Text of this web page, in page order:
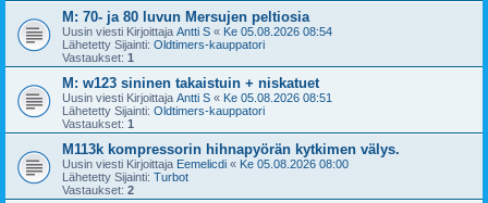
M: 70- ja 80 luvun Mersujen peltiosia
Uusin viesti Kirjoittaja Antti S « Ke 05.08.2026 08:54
Lähetetty Sijainti: Oldtimers-kauppatori
Vastaukset: 1
M: w123 sininen takaistuin + niskatuet
Uusin viesti Kirjoittaja Antti S « Ke 05.08.2026 08:51
Lähetetty Sijainti: Oldtimers-kauppatori
Vastaukset: 1
M113k kompressorin hihnapyörän kytkimen välys.
Uusin viesti Kirjoittaja Eemelicdi « Ke 05.08.2026 08:00
Lähetetty Sijainti: Turbot
Vastaukset: 2